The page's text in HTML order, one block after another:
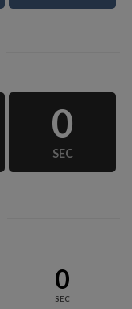
0
SEC
0
SEC